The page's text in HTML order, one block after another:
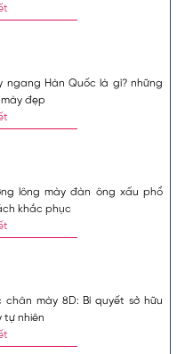
ngang Hàn Quốc là gì? những
đẹp
lông mày đàn ông xấu phổ
khắc phục
chân mày 8D: Bí quyết sở hữu
tự nhiên